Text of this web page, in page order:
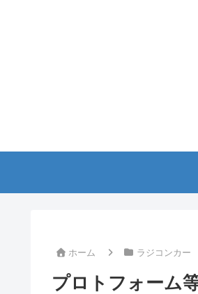
ホーム ラジコンカー
プロトフォーム